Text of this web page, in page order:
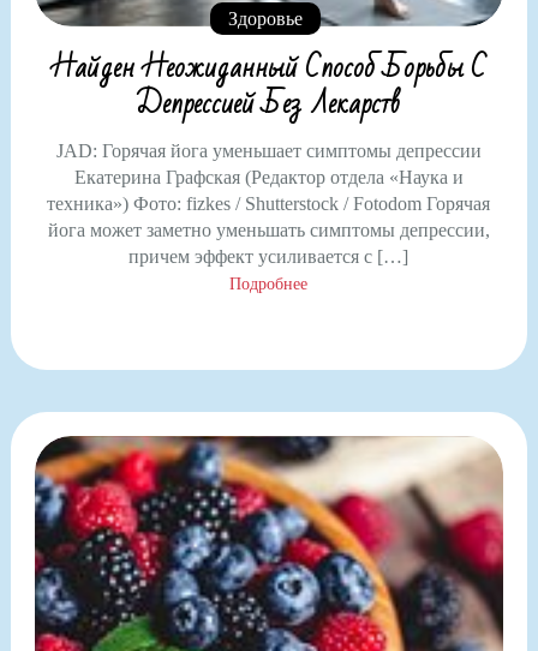
Здоровье
Найден Неожиданный Способ Борьбы С
Депрессией Без Лекарств
JAD: Горячая йога уменьшает симптомы депрессии
Екатерина Графская (Редактор отдела «Наука и
техника») Фото: fizkes / Shutterstock / Fotodom Горячая
йога может заметно уменьшать симптомы депрессии,
причем эффект усиливается с […]
Подробнее